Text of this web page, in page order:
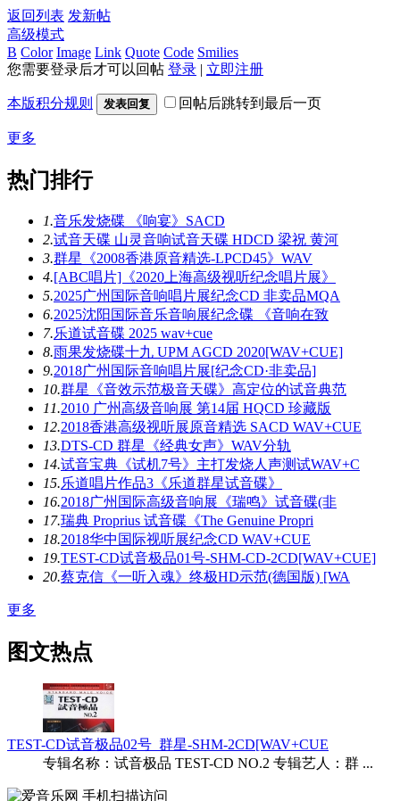
返回列表 发新帖
高级模式
B Color Image Link Quote Code Smilies
您需要登录后才可以回帖 登录 | 立即注册
本版积分规则 发表回复 回帖后跳转到最后一页
更多
热门排行
1.音乐发烧碟 《响宴》SACD
2.试音天碟 山灵音响试音天碟 HDCD 梁祝 黄河
3.群星《2008香港原音精选-LPCD45》WAV
4.[ABC唱片]《2020上海高级视听纪念唱片展》
5.2025广州国际音响唱片展纪念CD 非卖品MQA
6.2025沈阳国际音乐音响展纪念碟 《音响在致
7.乐道试音碟 2025 wav+cue
8.雨果发烧碟十九 UPM AGCD 2020[WAV+CUE]
9.2018广州国际音响唱片展[纪念CD·非卖品]
10.群星《音效示范极音天碟》高定位的试音典范
11.2010 广州高级音响展 第14届 HQCD 珍藏版
12.2018香港高级视听展原音精选 SACD WAV+CUE
13.DTS-CD 群星《经典女声》WAV分轨
14.试音宝典《试机7号》主打发烧人声测试WAV+C
15.乐道唱片作品3《乐道群星试音碟》
16.2018广州国际高级音响展《瑞鸣》试音碟(非
17.瑞典 Proprius 试音碟《The Genuine Propri
18.2018华中国际视听展纪念CD WAV+CUE
19.TEST-CD试音极品01号-SHM-CD-2CD[WAV+CUE]
20.蔡克信《一听入魂》终极HD示范(德国版) [WA
更多
图文热点
TEST-CD试音极品02号_群星-SHM-2CD[WAV+CUE
专辑名称：试音极品 TEST-CD NO.2 专辑艺人：群 ...
手机扫描访问